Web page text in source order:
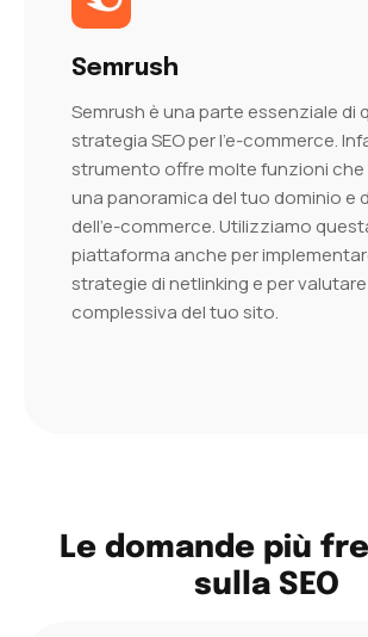
Semrush
Semrush è una parte essenziale di
strategia SEO per l’e-commerce.
strumento offre molte funzioni
una panoramica del tuo dominio e
dell’e-commerce. Utilizziamo
piattaforma anche per
strategie di netlinking e per
complessiva del tuo sito.
Le domande più
sulla SEO